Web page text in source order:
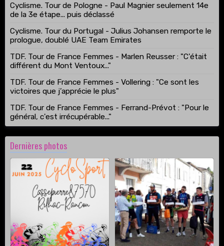
Cyclisme. Tour de Pologne - Paul Magnier seulement 14e
de la 3e étape... puis déclassé
Cyclisme. Tour du Portugal - Julius Johansen remporte le
prologue, doublé UAE Team Emirates
TDF. Tour de France Femmes - Marlen Reusser : "C'était
différent du Mont Ventoux..."
TDF. Tour de France Femmes - Vollering : "Ce sont les
victoires que j’apprécie le plus"
TDF. Tour de France Femmes - Ferrand-Prévot : "Pour le
général, c'est irrécupérable..."
Dernières photos